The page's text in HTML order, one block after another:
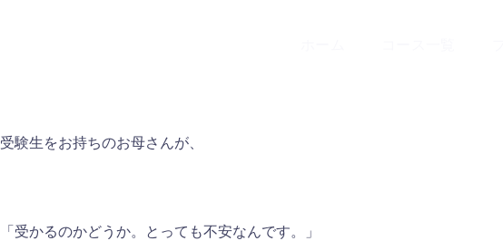
受験生をお持ちのお母さんが、
「受かるのかどうか。とっても不安なんです。」